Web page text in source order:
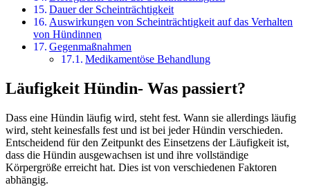
Dauer der Scheinträchtigkeit
Auswirkungen von Scheinträchtigkeit auf das Verhalten
von Hündinnen
Gegenmaßnahmen
Medikamentöse Behandlung
Läufigkeit Hündin- Was passiert?
Dass eine Hündin läufig wird, steht fest. Wann sie allerdings läufig
wird, steht keinesfalls fest und ist bei jeder Hündin verschieden.
Entscheidend für den Zeitpunkt des Einsetzens der Läufigkeit ist,
dass die Hündin ausgewachsen ist und ihre vollständige
Körpergröße erreicht hat. Dies ist von verschiedenen Faktoren
abhängig.